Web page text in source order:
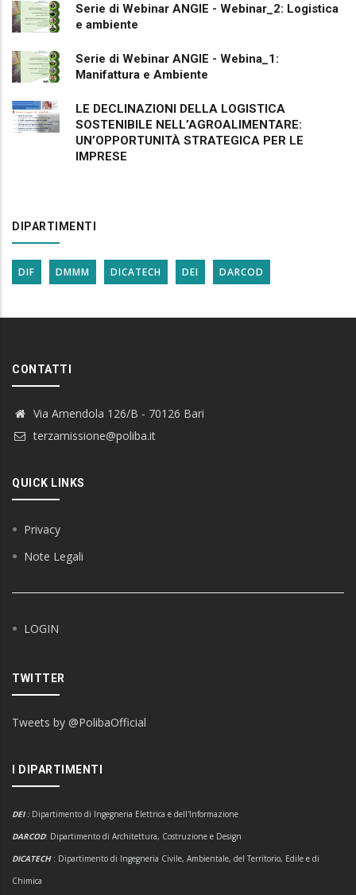
Serie di Webinar ANGIE - Webinar_2: Logistica
e ambiente
Serie di Webinar ANGIE - Webina_1:
Manifattura e Ambiente
LE DECLINAZIONI DELLA LOGISTICA
SOSTENIBILE NELL’AGROALIMENTARE:
UN’OPPORTUNITÀ STRATEGICA PER LE
IMPRESE
DIPARTIMENTI
DIF DMMM DICATECH DEI DARCOD
CONTATTI
Via Amendola 126/B - 70126 Bari
terzamissione@poliba.it
QUICK LINKS
Privacy
Note Legali
LOGIN
TWITTER
Tweets by @PolibaOfficial
I DIPARTIMENTI
DEI : Dipartimento di Ingegneria Elettrica e dell'Informazione
DARCOD: Dipartimento di Architettura, Costruzione e Design
DICATECH : Dipartimento di Ingegneria Civile, Ambientale, del Territorio, Edile e di
Chimica